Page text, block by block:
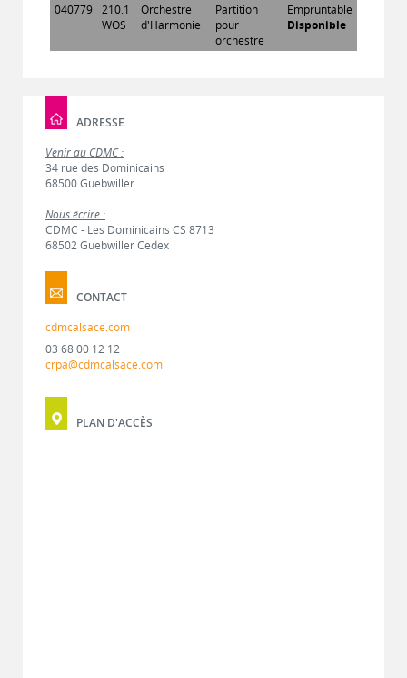
040779 210.1
WOS
Orchestre
d'Harmonie
Partition
pour
orchestre
Empruntable
Disponible
ADRESSE
Venir au CDMC :
34 rue des Dominicains
68500 Guebwiller
Nous écrire :
CDMC - Les Dominicains CS 8713
68502 Guebwiller Cedex
CONTACT
cdmcalsace.com
03 68 00 12 12
crpa@cdmcalsace.com
PLAN D'ACCÈS